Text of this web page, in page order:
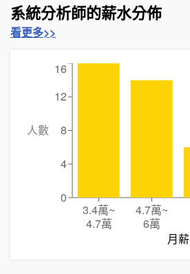
系統分析師的薪水分佈
看更多>>
3.4萬~
4.7萬
4.7萬~
6萬
月薪
0
4
8
12
16
人數